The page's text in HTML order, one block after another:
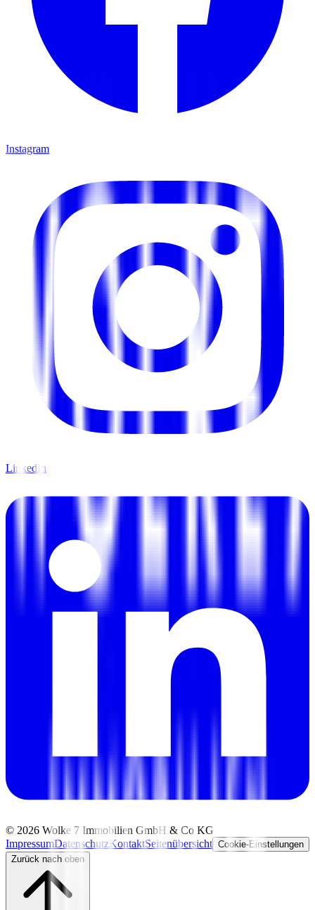
Instagram
LinkedIn
© 2026 Wolke 7 Immobilien GmbH & Co KG
ImpressumDatenschutzKontaktSeitenübersicht Cookie-Einstellungen
Zurück nach oben